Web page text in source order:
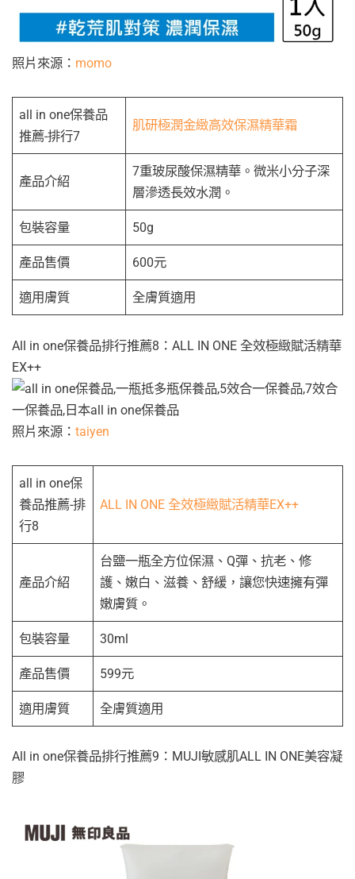
照片來源： momo
all in one保養品
推薦-排行7
肌研極潤金緻高效保濕精華霜
產品介紹
7重玻尿酸保濕精華。微米小分子深
層滲透長效水潤。
包裝容量 50g
產品售價 600元
適用膚質 全膚質適用
All in one保養品排行推薦8：ALL IN ONE 全效極緻賦活精華
EX++
照片來源： taiyen
all in one保
養品推薦-排
行8
ALL IN ONE 全效極緻賦活精華EX++
產品介紹
台鹽一瓶全方位保濕、Q彈、抗老、修
護、嫩白、滋養、舒緩，讓您快速擁有彈
嫩膚質。
包裝容量 30ml
產品售價 599元
適用膚質 全膚質適用
All in one保養品排行推薦9：MUJI敏感肌ALL IN ONE美容凝
膠